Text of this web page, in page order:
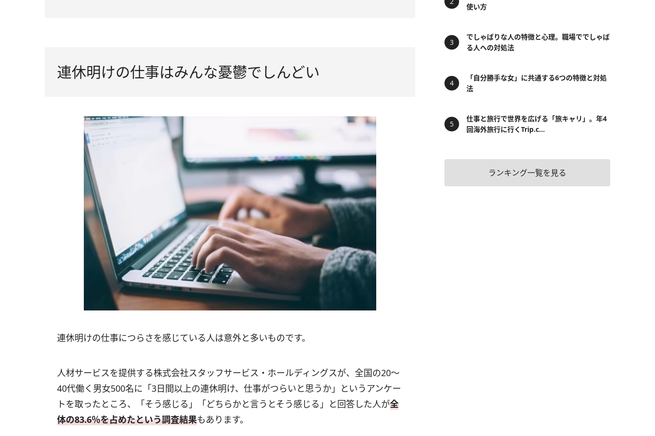
連休明けの仕事はみんな憂鬱でしんどい
連休明けの仕事につらさを感じている人は意外と多いものです。
人材サービスを提供する株式会社スタッフサービス・ホールディングスが、全国の20～
40代働く男女500名に「3日間以上の連休明け、仕事がつらいと思うか」というアンケー
トを取ったところ、「そう感じる」「どちらかと言うとそう感じる」と回答した人が全
体の83.6％を占めたという調査結果もあります。
使い方
でしゃばりな人の特徴と心理。職場ででしゃば
る人への対処法
「自分勝手な女」に共通する6つの特徴と対処
法
仕事と旅行で世界を広げる「旅キャリ」。年4
回海外旅行に行くTrip.c...
ランキング一覧を見る